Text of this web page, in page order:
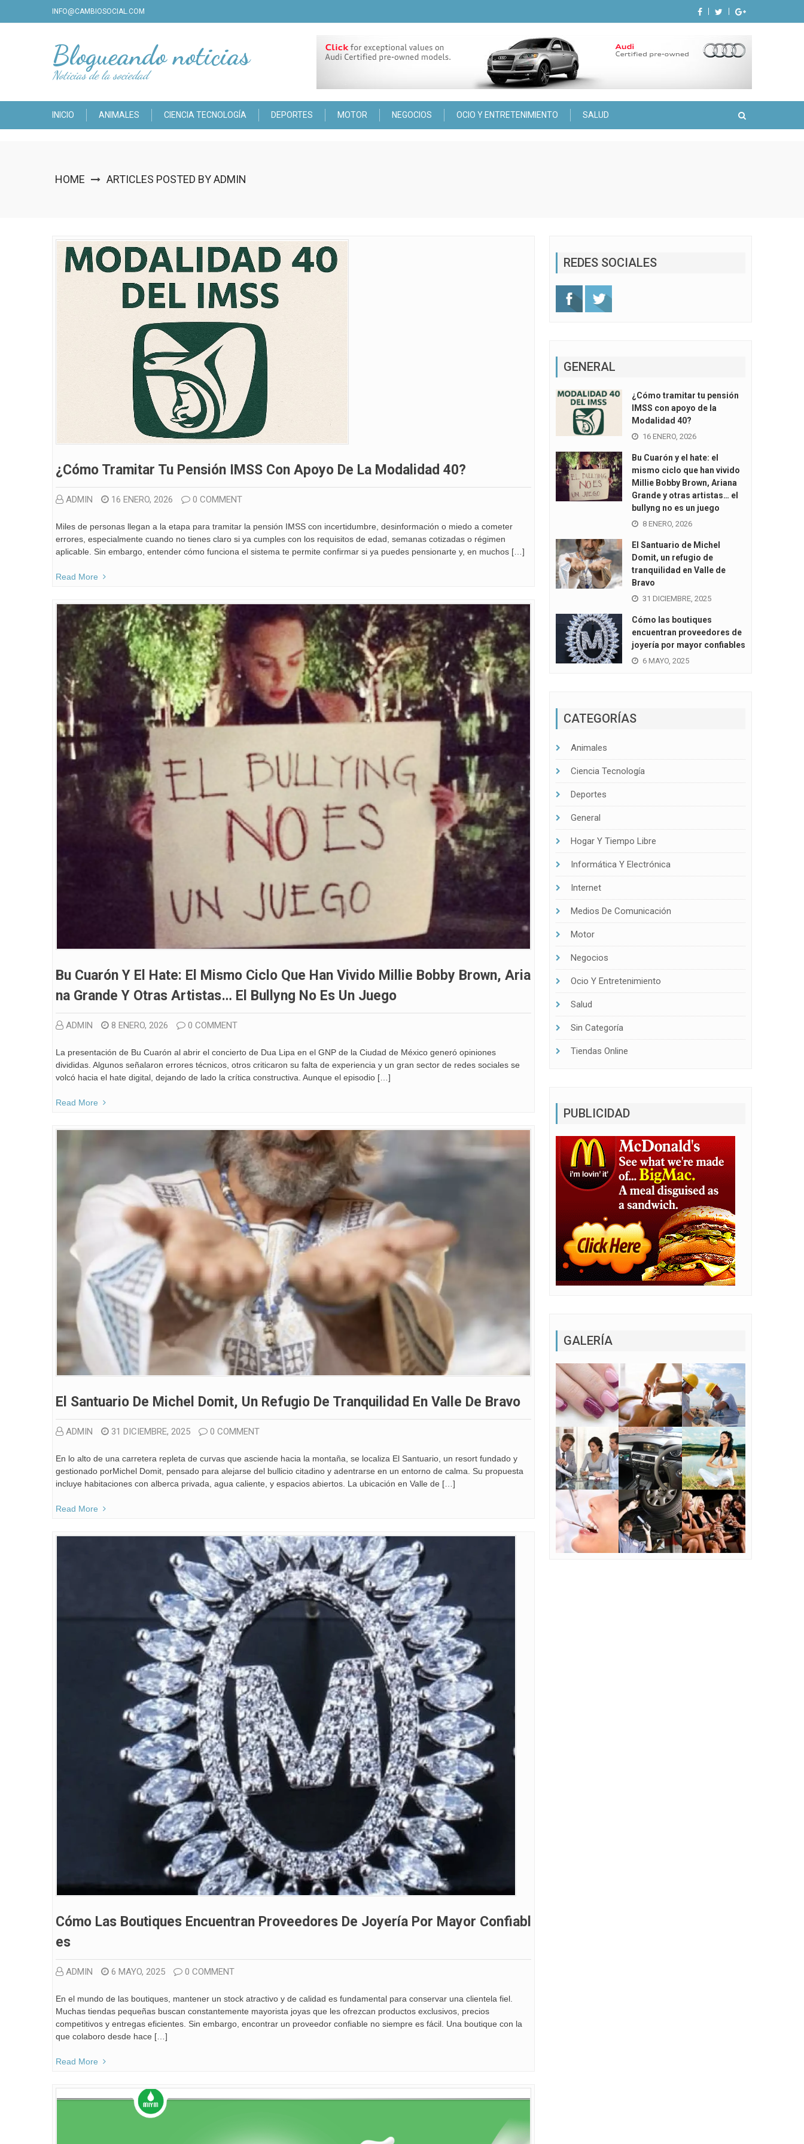
INFO@CAMBIOSOCIAL.COM
Blogueando noticias
Noticias de la sociedad
INICIO ANIMALES CIENCIA TECNOLOGÍA DEPORTES MOTOR NEGOCIOS OCIO Y ENTRETENIMIENTO SALUD
HOME ARTICLES POSTED BY ADMIN
¿Cómo Tramitar Tu Pensión IMSS Con Apoyo De La Modalidad 40?
ADMIN 16 ENERO, 2026 0 COMMENT
Miles de personas llegan a la etapa para tramitar la pensión IMSS con incertidumbre, desinformación o miedo a cometer
errores, especialmente cuando no tienes claro si ya cumples con los requisitos de edad, semanas cotizadas o régimen
aplicable. Sin embargo, entender cómo funciona el sistema te permite confirmar si ya puedes pensionarte y, en muchos […]
Read More
Bu Cuarón Y El Hate: El Mismo Ciclo Que Han Vivido Millie Bobby Brown, Aria
Na Grande Y Otras Artistas… El Bullyng No Es Un Juego
ADMIN 8 ENERO, 2026 0 COMMENT
La presentación de Bu Cuarón al abrir el concierto de Dua Lipa en el GNP de la Ciudad de México generó opiniones
divididas. Algunos señalaron errores técnicos, otros criticaron su falta de experiencia y un gran sector de redes sociales se
volcó hacia el hate digital, dejando de lado la crítica constructiva. Aunque el episodio […]
Read More
El Santuario De Michel Domit, Un Refugio De Tranquilidad En Valle De Bravo
ADMIN 31 DICIEMBRE, 2025 0 COMMENT
En lo alto de una carretera repleta de curvas que asciende hacia la montaña, se localiza El Santuario, un resort fundado y
gestionado porMichel Domit, pensado para alejarse del bullicio citadino y adentrarse en un entorno de calma. Su propuesta
incluye habitaciones con alberca privada, agua caliente, y espacios abiertos. La ubicación en Valle de […]
Read More
Cómo Las Boutiques Encuentran Proveedores De Joyería Por Mayor Confiabl
Es
ADMIN 6 MAYO, 2025 0 COMMENT
En el mundo de las boutiques, mantener un stock atractivo y de calidad es fundamental para conservar una clientela fiel.
Muchas tiendas pequeñas buscan constantemente mayorista joyas que les ofrezcan productos exclusivos, precios
competitivos y entregas eficientes. Sin embargo, encontrar un proveedor confiable no siempre es fácil. Una boutique con la
que colaboro desde hace […]
Read More
REDES SOCIALES
GENERAL
¿Cómo tramitar tu pensión
IMSS con apoyo de la
Modalidad 40?
16 ENERO, 2026
Bu Cuarón y el hate: el
mismo ciclo que han vivido
Millie Bobby Brown, Ariana
Grande y otras artistas… el
bullyng no es un juego
8 ENERO, 2026
El Santuario de Michel
Domit, un refugio de
tranquilidad en Valle de
Bravo
31 DICIEMBRE, 2025
Cómo las boutiques
encuentran proveedores de
joyería por mayor confiables
6 MAYO, 2025
CATEGORÍAS
Animales
Ciencia Tecnología
Deportes
General
Hogar Y Tiempo Libre
Informática Y Electrónica
Internet
Medios De Comunicación
Motor
Negocios
Ocio Y Entretenimiento
Salud
Sin Categoría
Tiendas Online
PUBLICIDAD
GALERÍA